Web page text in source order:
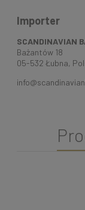
Importer
SCANDINAVIAN
Bażantów 18
05-532 Łubna,